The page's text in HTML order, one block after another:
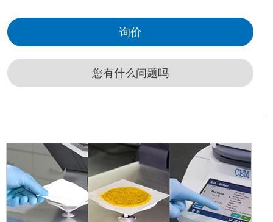
询价
您有什么问题吗